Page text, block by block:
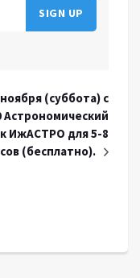
(суббота) с
Астрономический
ИжАСТРО для 5-8
(беcплатно).